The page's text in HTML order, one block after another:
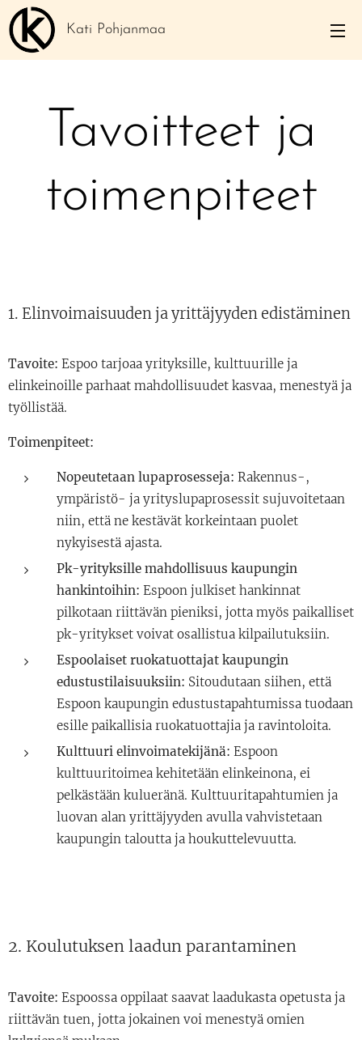
Kati Pohjanmaa
Tavoitteet ja
toimenpiteet
1. Elinvoimaisuuden ja yrittäjyyden edistäminen
Tavoite: Espoo tarjoaa yrityksille, kulttuurille ja
elinkeinoille parhaat mahdollisuudet kasvaa, menestyä ja
työllistää.
Toimenpiteet:
Nopeutetaan lupaprosesseja: Rakennus-,
ympäristö- ja yrityslupaprosessit sujuvoitetaan
niin, että ne kestävät korkeintaan puolet
nykyisestä ajasta.
Pk-yrityksille mahdollisuus kaupungin
hankintoihin: Espoon julkiset hankinnat
pilkotaan riittävän pieniksi, jotta myös paikalliset
pk-yritykset voivat osallistua kilpailutuksiin.
Espoolaiset ruokatuottajat kaupungin
edustustilaisuuksiin: Sitoudutaan siihen, että
Espoon kaupungin edustustapahtumissa tuodaan
esille paikallisia ruokatuottajia ja ravintoloita.
Kulttuuri elinvoimatekijänä: Espoon
kulttuuritoimea kehitetään elinkeinona, ei
pelkästään kulueränä. Kulttuuritapahtumien ja
luovan alan yrittäjyyden avulla vahvistetaan
kaupungin taloutta ja houkuttelevuutta.
2. Koulutuksen laadun parantaminen
Tavoite: Espoossa oppilaat saavat laadukasta opetusta ja
riittävän tuen, jotta jokainen voi menestyä omien